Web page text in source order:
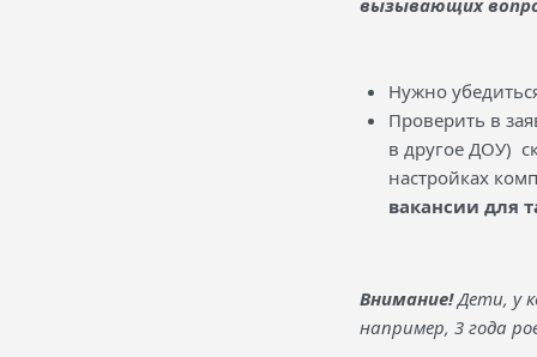
вызывающих
Нужно
Проверить в
в другое ДОУ)
настройках
вакансии для
Внимание!Дети, у
например, 3 года